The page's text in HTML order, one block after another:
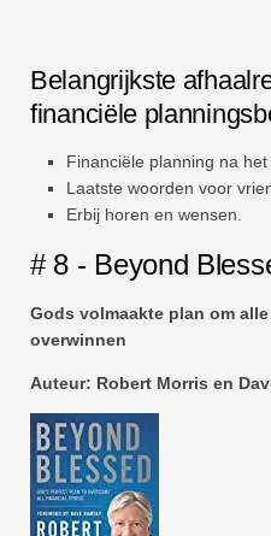
Belangrijkste
financiële
Financiële planning na het
Laatste woorden voor
Erbij horen en wensen.
# 8 - Beyond
Gods volmaakte plan om
overwinnen
Auteur: Robert Morris en